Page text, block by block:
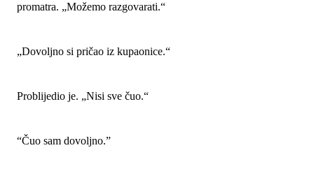
promatra. „Možemo razgovarati.“
„Dovoljno si pričao iz kupaonice.“
Problijedio je. „Nisi sve čuo.“
“Čuo sam dovoljno.”